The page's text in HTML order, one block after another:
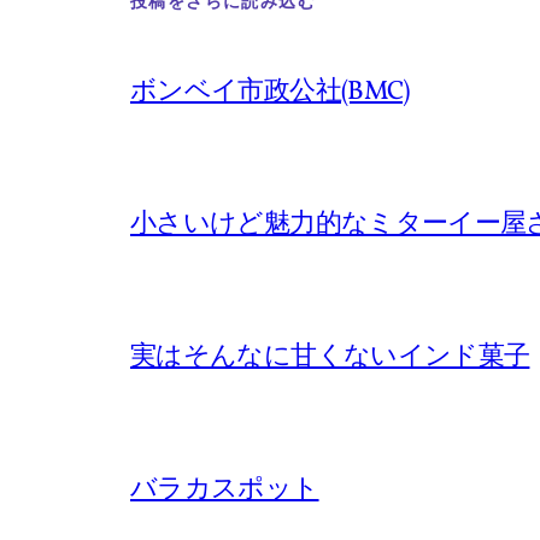
ボンベイ市政公社(BMC)
小さいけど魅力的なミターイー屋
実はそんなに甘くないインド菓子
バラカスポット